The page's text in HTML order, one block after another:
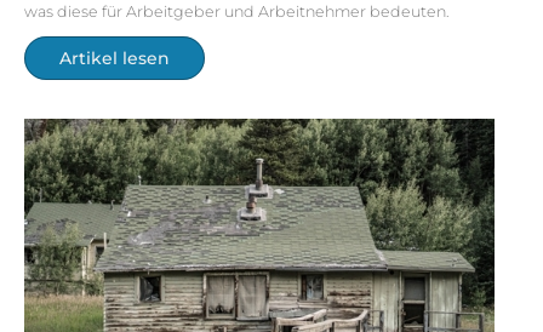
was diese für Arbeitgeber und Arbeitnehmer bedeuten.
Artikel lesen